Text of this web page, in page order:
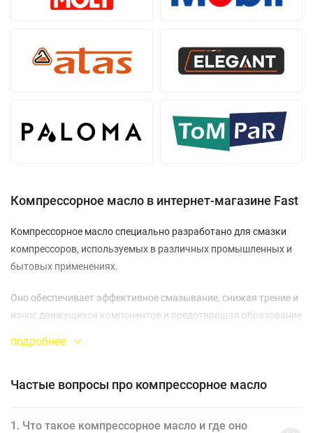
Компрессорное масло в интернет-магазине Fast
Компрессорное масло специально разработано для смазки
компрессоров, используемых в различных промышленных и
бытовых применениях.
Оно обеспечивает эффективное смазывание, снижая трение и
износ движущихся компонентов и предотвращая образование
окислительной стабильностью, что обеспечивает длительный
подробнее
Частые вопросы про компрессорное масло
1. Что такое компрессорное масло и где оно